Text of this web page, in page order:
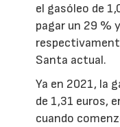
el gasóleo de
pagar un 29 %
Santa actual.
Ya en 2021, la
de 1,31 euros,
cuando